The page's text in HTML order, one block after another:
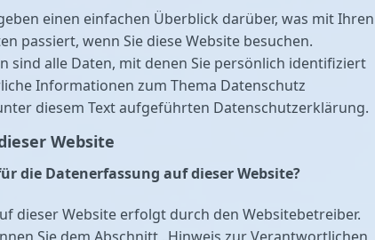
einen einfachen Überblick darüber, was mit Ihren
passiert, wenn Sie diese Website besuchen.
sind alle Daten, mit denen Sie persönlich identifiziert
Informationen zum Thema Datenschutz
diesem Text aufgeführten Datenschutzerklärung.
Website
die Datenerfassung auf dieser Website?
dieser Website erfolgt durch den Websitebetreiber.
Sie dem Abschnitt „Hinweis zur Verantwortlichen